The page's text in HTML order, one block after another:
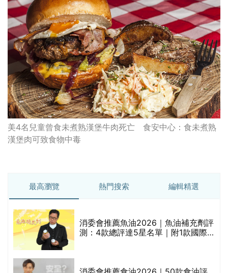
美4名兒童曾食未煮熟漢堡牛肉死亡 食安中心：食未煮熟
漢堡肉可致食物中毒
最高瀏覽 熱門搜索 編輯精選
消委會推薦魚油2026｜魚油補充劑評
測：4款總評達5星名單｜附1款國際